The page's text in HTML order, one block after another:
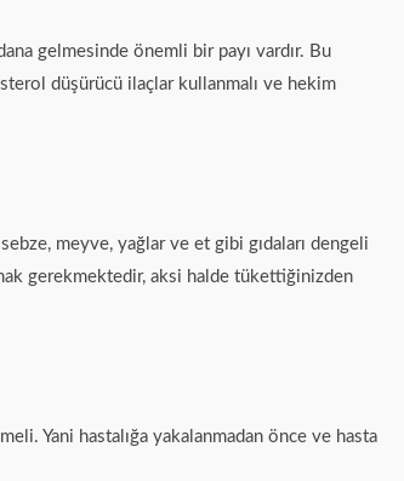
gelmesinde önemli bir payı vardır. Bu
düşürücü ilaçlar kullanmalı ve hekim
meyve, yağlar ve et gibi gıdaları dengeli
gerekmektedir, aksi halde tükettiğinizden
Yani hastalığa yakalanmadan önce ve hasta